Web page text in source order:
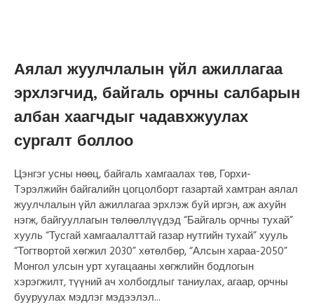
Аялал жуулчлалын үйл ажиллагаа
эрхлэгчид, байгаль орчны салбарын
албан хаагчдыг чадавхжуулах
сургалт боллоо
Цэнгэг усны нөөц, байгаль хамгаалах төв, Горхи-
Тэрэлжийн байгалийн цогцолборт газартай хамтран аялал
жуулчлалын үйл ажиллагаа эрхлэж буй иргэн, аж ахуйн
нэгж, байгууллагын төлөөллүүдэд “Байгаль орчны тухай”
хууль “Тусгай хамгаалалттай газар нутгийн тухай” хууль
“Тогтвортой хөгжил 2030” хөтөлбөр, “Алсын хараа-2050”
Монгол улсын урт хугацааны хөгжлийн бодлогын
хэрэгжилт, түүний ач холбогдлыг таниулах, агаар, орчны
бууруулах мэдлэг мэдээлэл...